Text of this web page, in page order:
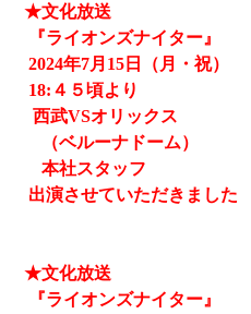
★文化放送
『ライオンズナイター』
2024年7月15日（月・祝）
18:４５頃より
西武VSオリックス
（ベルーナドーム）
本社スタッフ
出演させていただきました
★文化放送
『ライオンズナイター』